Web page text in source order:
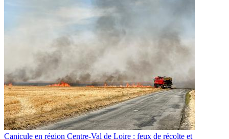
Canicule en région Centre-Val de Loire : feux de récolte et